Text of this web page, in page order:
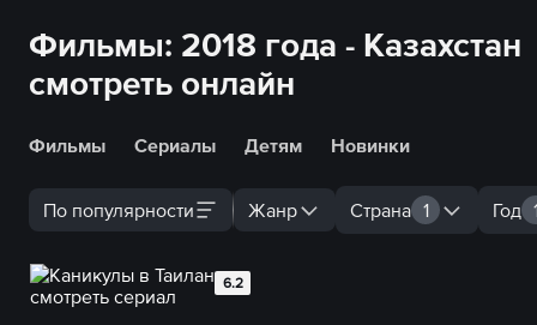
Фильмы: 2018 года - Казахстан
смотреть онлайн
Фильмы Сериалы Детям Новинки
По популярности Жанр Страна 1 Год
6.2